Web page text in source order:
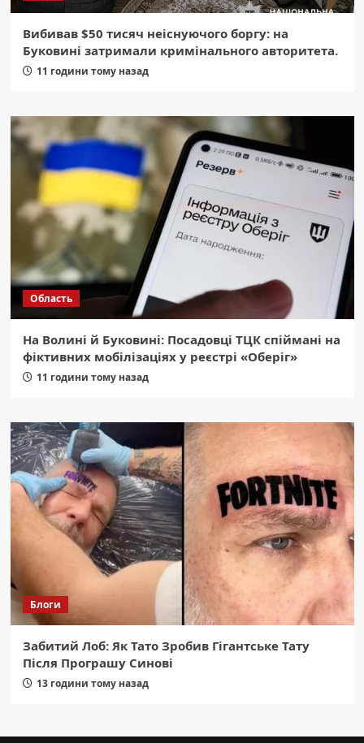
Вибивав $50 тисяч неіснуючого боргу: на
Буковині затримали кримінального авторитета.
11 години тому назад
Область
На Волині й Буковині: Посадовці ТЦК спіймані на
фіктивних мобілізаціях у реєстрі «Оберіг»
11 години тому назад
Блоги
Забитий Лоб: Як Тато Зробив Гігантське Тату
Після Програшу Синові
13 години тому назад